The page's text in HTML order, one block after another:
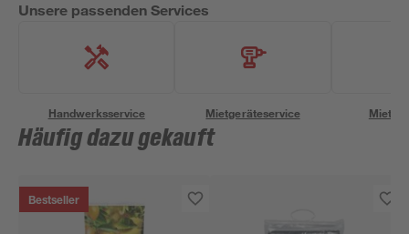
Unsere passenden Services
Handwerksservice Mietgeräteservice
Häufig dazu gekauft
Bestseller